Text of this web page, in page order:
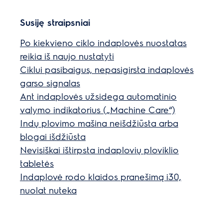
Susiję straipsniai
Po kiekvieno ciklo indaplovės nuostatas
reikia iš naujo nustatyti
Ciklui pasibaigus, nepasigirsta indaplovės
garso signalas
Ant indaplovės užsidega automatinio
valymo indikatorius („Machine Care“)
Indų plovimo mašina neišdžiūsta arba
blogai išdžiūsta
Nevisiškai ištirpsta indaplovių ploviklio
tabletės
Indaplovė rodo klaidos pranešimą i30,
nuolat nuteka